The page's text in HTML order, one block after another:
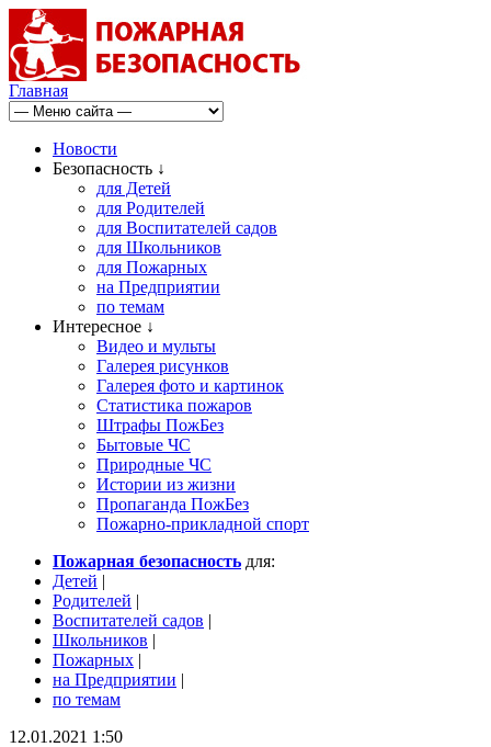
Главная
Новости
Безопасность ↓
для Детей
для Родителей
для Воспитателей садов
для Школьников
для Пожарных
на Предприятии
по темам
Интересное ↓
Видео и мульты
Галерея рисунков
Галерея фото и картинок
Статистика пожаров
Штрафы ПожБез
Бытовые ЧС
Природные ЧС
Истории из жизни
Пропаганда ПожБез
Пожарно-прикладной спорт
Пожарная безопасность для:
Детей |
Родителей |
Воспитателей садов |
Школьников |
Пожарных |
на Предприятии |
по темам
12.01.2021 1:50